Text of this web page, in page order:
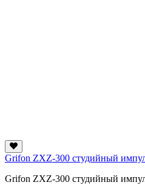
Grifon ZXZ-300 студийный
Grifon ZXZ-300 студийный